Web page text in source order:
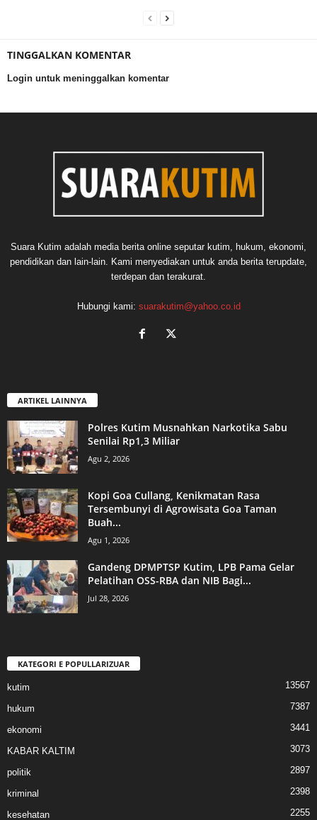
TINGGALKAN KOMENTAR
Login untuk meninggalkan komentar
Suara Kutim adalah media berita online seputar kutim, hukum, ekonomi,
pendidikan dan lain-lain. Kami menyediakan untuk anda berita terupdate,
terdepan dan terakurat.
Hubungi kami: suarakutim@yahoo.co.id
ARTIKEL LAINNYA
Polres Kutim Musnahkan Narkotika Sabu
Senilai Rp1,3 Miliar
Agu 2, 2026
Kopi Goa Cullang, Kenikmatan Rasa
Tersembunyi di Agrowisata Goa Taman
Buah...
Agu 1, 2026
Gandeng DPMPTSP Kutim, LPB Pama Gelar
Pelatihan OSS-RBA dan NIB Bagi...
Jul 28, 2026
KATEGORI E POPULLARIZUAR
kutim 13567
hukum 7387
ekonomi 3441
KABAR KALTIM 3073
politik 2897
kriminal 2398
kesehatan 2255